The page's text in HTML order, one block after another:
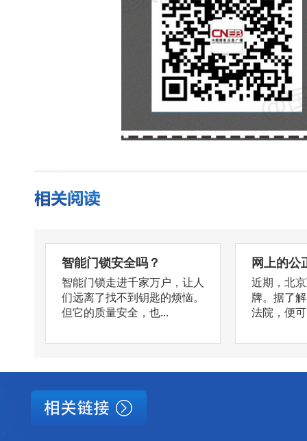
智能门锁安全吗？
智能门锁走进千家万户，让人
们远离了找不到钥匙的烦恼。
但它的质量安全，也...
网上的公
近期，北
牌。据了
法院，便